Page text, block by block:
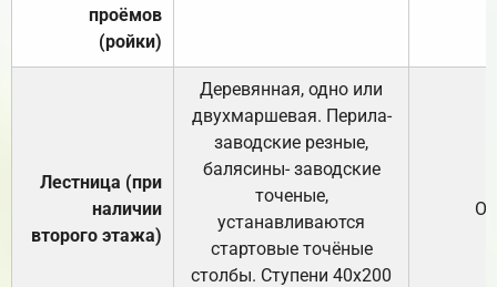
проёмов
(ройки)
Лестница (при
наличии
второго этажа)
Деревянная, одно или
двухмаршевая. Перила-
заводские резные,
балясины- заводские
точеные,
устанавливаются
стартовые точёные
столбы. Ступени 40х200